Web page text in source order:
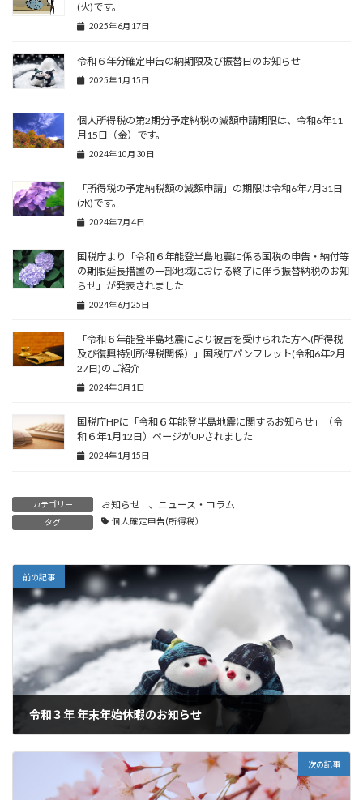
(火)です。
2025年6月17日
令和６年分確定申告の納期限及び振替日のお知らせ
2025年1月15日
個人所得税の第2期分予定納税の減額申請期限は、令和6年11
月15日（金）です。
2024年10月30日
「所得税の予定納税額の減額申請」の期限は令和6年7月31日
(水)です。
2024年7月4日
国税庁より「令和６年能登半島地震に係る国税の申告・納付等
の期限延長措置の一部地域における終了に伴う振替納税のお知
らせ」が発表されました
2024年6月25日
「令和６年能登半島地震により被害を受けられた方へ(所得税
及び復興特別所得税関係）」国税庁パンフレット(令和6年2月
27日)のご紹介
2024年3月1日
国税庁HPに「令和６年能登半島地震に関するお知らせ」（令
和６年1月12日）ページがUPされました
2024年1月15日
カテゴリー お知らせ 、 ニュース・コラム
タグ 個人確定申告(所得税）
前の記事
令和３年 年末年始休暇のお知らせ
次の記事